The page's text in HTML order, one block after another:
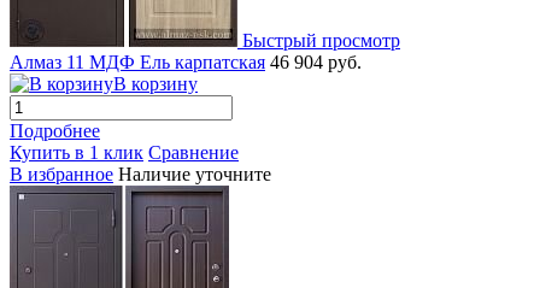
Быстрый просмотр
Алмаз 11 МДФ Ель карпатская 46 904 руб.
В корзину
Подробнее
Купить в 1 клик Сравнение
В избранное Наличие уточните